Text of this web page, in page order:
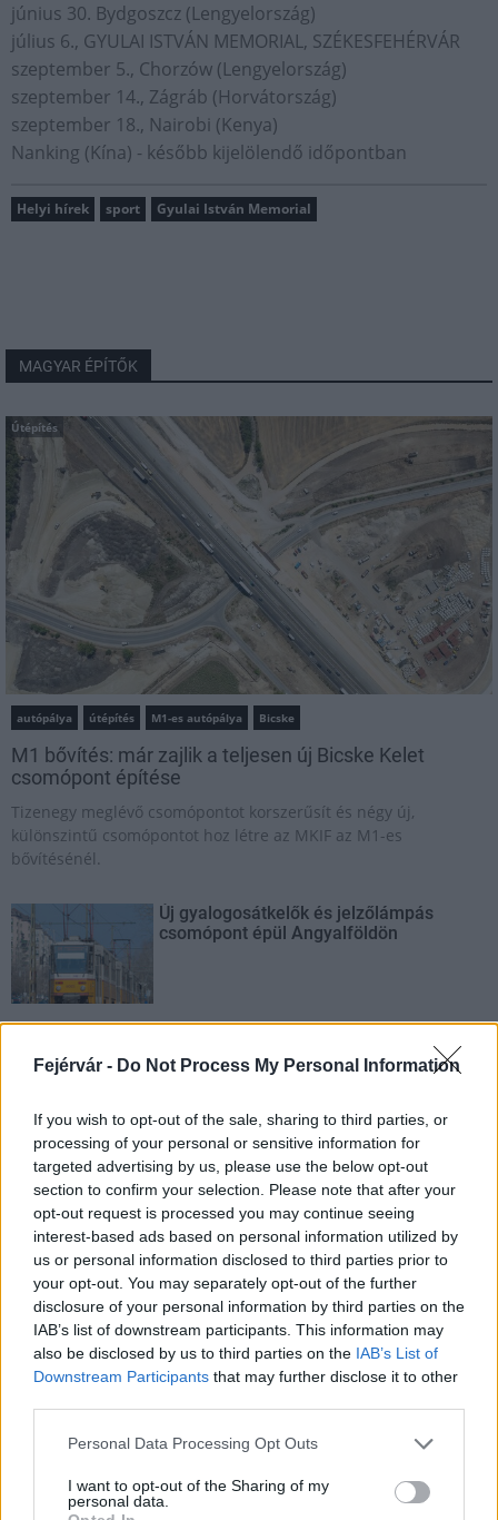
Fejérvár - Do Not Process My Personal Information
If you wish to opt-out of the sale, sharing to third parties, or
processing of your personal or sensitive information for
targeted advertising by us, please use the below opt-out
section to confirm your selection. Please note that after your
opt-out request is processed you may continue seeing
interest-based ads based on personal information utilized by
us or personal information disclosed to third parties prior to
your opt-out. You may separately opt-out of the further
disclosure of your personal information by third parties on the
IAB’s list of downstream participants. This information may
also be disclosed by us to third parties on the IAB’s List of
Downstream Participants that may further disclose it to other
Please note that this website/app uses one or more Google
not limited to your visit or usage behaviour. You may click to
grant or deny consent to Google and its third-party tags to
Personal Data Processing Opt Outs
I want to opt-out of the Sharing of my
personal data.
június 30. Bydgoszcz (Lengyelország)
július 6., GYULAI ISTVÁN MEMORIAL, SZÉKESFEHÉRVÁR
szeptember 5., Chorzów (Lengyelország)
szeptember 14., Zágráb (Horvátország)
szeptember 18., Nairobi (Kenya)
Nanking (Kína) - később kijelölendő időpontban
Helyi hírek sport Gyulai István Memorial
MAGYAR ÉPÍTŐK
Útépítés
autópálya útépítés M1-es autópálya Bicske
M1 bővítés: már zajlik a teljesen új Bicske Kelet
csomópont építése
Tizenegy meglévő csomópontot korszerűsít és négy új,
különszintű csomópontot hoz létre az MKIF az M1-es
bővítésénél.
Új gyalogosátkelők és jelzőlámpás
csomópont épül Angyalföldön
Hódmezővásárhely jó hírű református
iskoláját
Látványos építési szakasz indult be a
Flórián téri felüljárón
Paks II.: Mit jelent az 5. blokk új
mérföldköve a felülvizsgálat
árnyékában?